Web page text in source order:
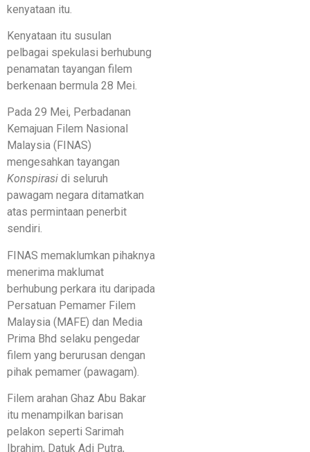
kenyataan itu.
Kenyataan itu susulan
pelbagai spekulasi berhubung
penamatan tayangan filem
berkenaan bermula 28 Mei.
Pada 29 Mei, Perbadanan
Kemajuan Filem Nasional
Malaysia (FINAS)
mengesahkan tayangan
Konspirasi di seluruh
pawagam negara ditamatkan
atas permintaan penerbit
sendiri.
FINAS memaklumkan pihaknya
menerima maklumat
berhubung perkara itu daripada
Persatuan Pemamer Filem
Malaysia (MAFE) dan Media
Prima Bhd selaku pengedar
filem yang berurusan dengan
pihak pemamer (pawagam).
Filem arahan Ghaz Abu Bakar
itu menampilkan barisan
pelakon seperti Sarimah
Ibrahim, Datuk Adi Putra,